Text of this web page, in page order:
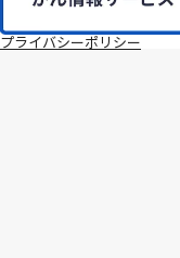
プライバシーポリシー